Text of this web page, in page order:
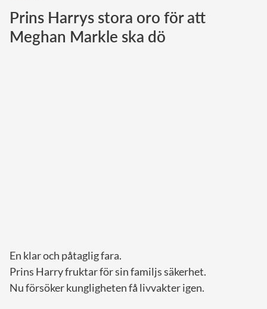
Norska kungahuset
Danska kungahuset
Prins Harrys stora oro för att
Meghan Markle ska dö
En klar och påtaglig fara.
Prins Harry fruktar för sin familjs säkerhet.
Nu försöker kungligheten få livvakter igen.